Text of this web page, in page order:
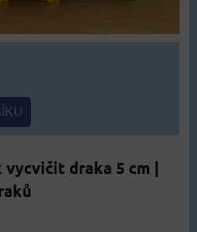
draka 5 cm |